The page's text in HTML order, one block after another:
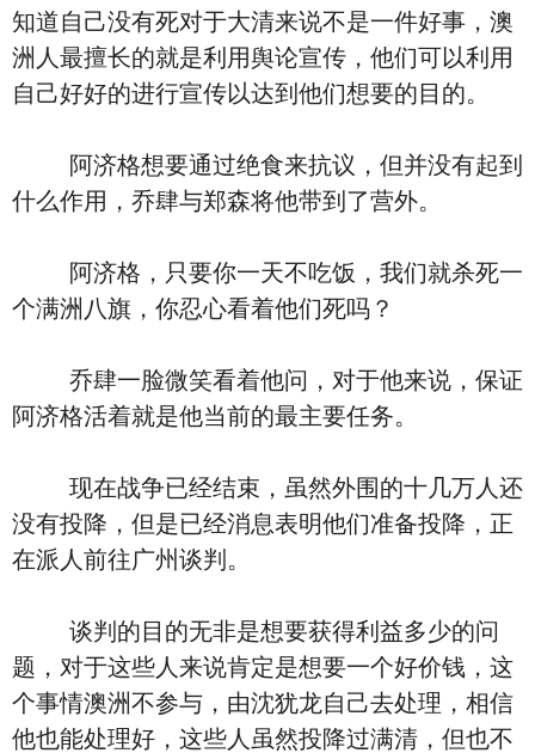
知道自己没有死对于大清来说不是一件好事，澳
洲人最擅长的就是利用舆论宣传，他们可以利用
自己好好的进行宣传以达到他们想要的目的。
阿济格想要通过绝食来抗议，但并没有起到
什么作用，乔肆与郑森将他带到了营外。
阿济格，只要你一天不吃饭，我们就杀死一
个满洲八旗，你忍心看着他们死吗？
乔肆一脸微笑看着他问，对于他来说，保证
阿济格活着就是他当前的最主要任务。
现在战争已经结束，虽然外围的十几万人还
没有投降，但是已经消息表明他们准备投降，正
在派人前往广州谈判。
谈判的目的无非是想要获得利益多少的问
题，对于这些人来说肯定是想要一个好价钱，这
个事情澳洲不参与，由沈犹龙自己去处理，相信
他也能处理好，这些人虽然投降过满清，但也不